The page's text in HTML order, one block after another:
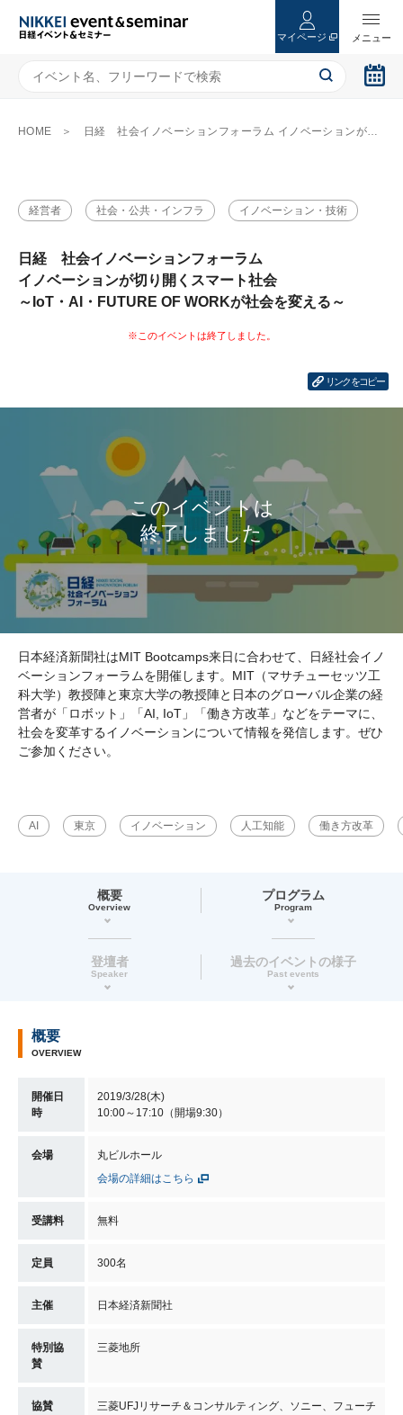
マイページ
HOME 日経 社会イノベーションフォーラム イノベーションが切り開くスマート社会 ～IoT・AI・FUTURE OF WORKが社会を変える～
経営者 社会・公共・インフラ イノベーション・技術
日経 社会イノベーションフォーラム
イノベーションが切り開くスマート社会
～IoT・AI・FUTURE OF WORKが社会を変える～
リンクをコピー
日本経済新聞社はMIT Bootcamps来日に合わせて、日経社会イノ
ベーションフォーラムを開催します。MIT（マサチューセッツ工
科大学）教授陣と東京大学の教授陣と日本のグローバル企業の経
営者が「ロボット」「AI, IoT」「働き方改革」などをテーマに、
社会を変革するイノベーションについて情報を発信します。ぜひ
ご参加ください。
AI 東京 イノベーション 人工知能 働き方改革
概要
Overview
プログラム
Program
登壇者
Speaker
過去のイベントの様子
Past events
概要
OVERVIEW
開催日
時
2019/3/28(木)
10:00～17:10（開場9:30）
会場
丸ビルホール
会場の詳細はこちら
受講料 無料
定員 300名
主催 日本経済新聞社
特別協
賛
三菱地所
協賛
三菱UFJリサーチ＆コンサルティング、ソニー、フューチ